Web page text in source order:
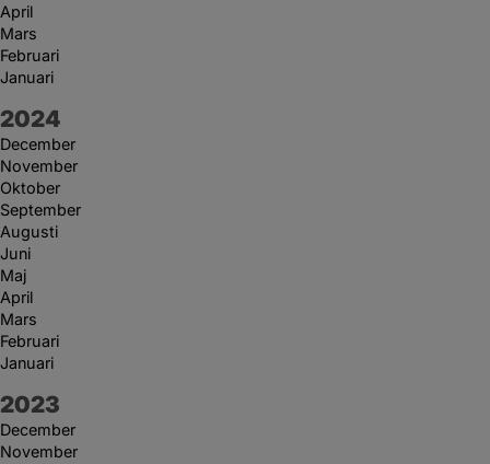
April
Mars
Februari
Januari
År:
2024
December
November
Oktober
September
Augusti
Juni
Maj
April
Mars
Februari
Januari
År:
2023
December
November